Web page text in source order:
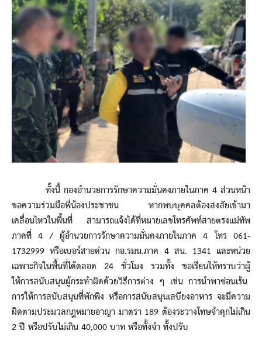
ทั้งนี้ กองอำนวยการรักษาความมั่นคงภายในภาค 4 ส่วนหน้า
ขอความร่วมมือพี่น้องประชาชน หากพบบุคคลต้องสงสัยเข้ามา
เคลื่อนไหวในพื้นที่ สามารถแจ้งได้ที่หมายเลขโทรศัพท์สายตรงแม่ทัพ
ภาคที่ 4 / ผู้อำนวยการรักษาความมั่นคงภายในภาค 4 โทร 061-
1732999 หรือเบอร์สายด่วน กอ.รมน.ภาค 4 สน. 1341 และหน่วย
เฉพาะกิจในพื้นที่ได้ตลอด 24 ชั่วโมง รวมทั้ง ขอเรียนให้ทราบว่าผู้
ให้การสนับสนุนผู้กระทำผิดด้วยวิธีการต่าง ๆ เช่น การนำพาซ่อนเร้น
การให้การสนับสนุนที่พักพิง หรือการสนับสนุนเสบียงอาหาร จะมีความ
ผิดตามประมวลกฎหมายอาญา มาตรา 189 ต้องระวางโทษจำคุกไม่เกิน
2 ปี หรือปรับไม่เกิน 40,000 บาท หรือทั้งจำ ทั้งปรับ